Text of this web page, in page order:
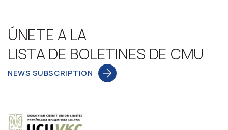
ÚNETE A LA
LISTA DE BOLETINES DE CMU
NEWS SUBSCRIPTION